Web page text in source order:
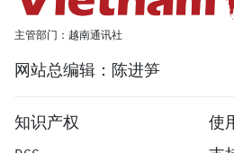
主管部门：越南通讯社
网站总编辑：陈进笋
知识产权
使